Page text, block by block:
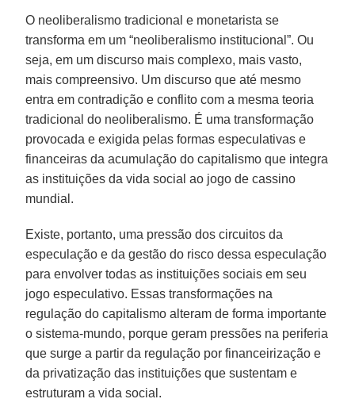
O neoliberalismo tradicional e monetarista se
transforma em um “neoliberalismo institucional”. Ou
seja, em um discurso mais complexo, mais vasto,
mais compreensivo. Um discurso que até mesmo
entra em contradição e conflito com a mesma teoria
tradicional do neoliberalismo. É uma transformação
provocada e exigida pelas formas especulativas e
financeiras da acumulação do capitalismo que integra
as instituições da vida social ao jogo de cassino
mundial.
Existe, portanto, uma pressão dos circuitos da
especulação e da gestão do risco dessa especulação
para envolver todas as instituições sociais em seu
jogo especulativo. Essas transformações na
regulação do capitalismo alteram de forma importante
o sistema-mundo, porque geram pressões na periferia
que surge a partir da regulação por financeirização e
da privatização das instituições que sustentam e
estruturam a vida social.